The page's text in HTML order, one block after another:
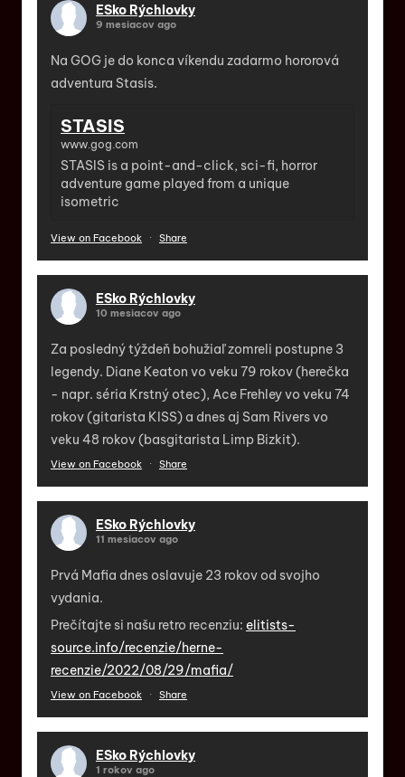
ESko Rýchlovky
9 mesiacov ago
Na GOG je do konca víkendu zadarmo hororová
adventura Stasis.
STASIS
www.gog.com
STASIS is a point-and-click, sci-fi, horror
adventure game played from a unique
isometric
View on Facebook · Share
ESko Rýchlovky
10 mesiacov ago
Za posledný týždeň bohužiaľ zomreli postupne 3
legendy. Diane Keaton vo veku 79 rokov (herečka
- napr. séria Krstný otec), Ace Frehley vo veku 74
rokov (gitarista KISS) a dnes aj Sam Rivers vo
veku 48 rokov (basgitarista Limp Bizkit).
View on Facebook · Share
ESko Rýchlovky
11 mesiacov ago
Prvá Mafia dnes oslavuje 23 rokov od svojho
vydania.
Prečítajte si našu retro recenziu: elitists-
source.info/recenzie/herne-
recenzie/2022/08/29/mafia/
View on Facebook · Share
ESko Rýchlovky
1 rokov ago